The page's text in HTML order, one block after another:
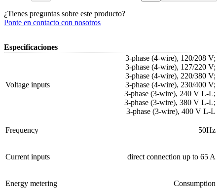
¿Tienes preguntas sobre este producto?
Ponte en contacto con nosotros
Especificaciones
Voltage inputs
3-phase (4-wire), 120/208 V;
3-phase (4-wire), 127/220 V;
3-phase (4-wire), 220/380 V;
3-phase (4-wire), 230/400 V;
3-phase (3-wire), 240 V L-L;
3-phase (3-wire), 380 V L-L;
3-phase (3-wire), 400 V L-L
Frequency 50Hz
Current inputs direct connection up to 65 A
Energy metering Consumption